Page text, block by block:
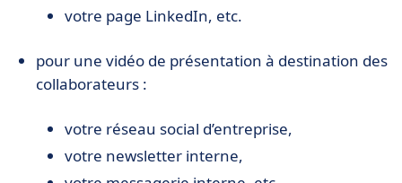
votre page LinkedIn, etc.
pour une vidéo de présentation à destination des
collaborateurs :
votre réseau social d’entreprise,
votre newsletter interne,